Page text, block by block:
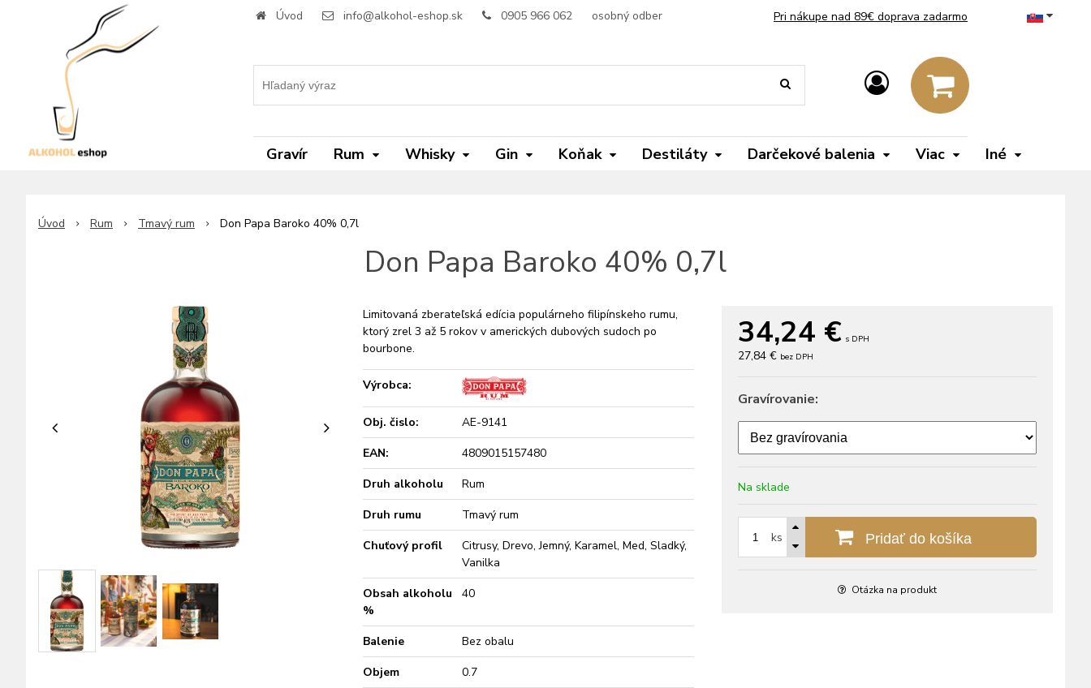
Úvod info@alkohol-eshop.sk 0905 966 062 osobný odber Pri nákupe nad 89€ doprava zadarmo
Gravír Rum Whisky Gin Koňak Destiláty Darčekové balenia Viac Iné
Úvod Rum Tmavý rum Don Papa Baroko 40% 0,7l
Don Papa Baroko 40% 0,7l
34,24 € s DPH
27,84 € bez DPH
Gravírovanie:
Na sklade
ks Pridať do košíka
Otázka na produkt
Limitovaná zberateľská edícia populárneho filipínskeho rumu,
ktorý zrel 3 až 5 rokov v amerických dubových sudoch po
bourbone.
Výrobca:
Obj. čislo:
AE-9141
EAN:
4809015157480
Druh alkoholu
Rum
Druh rumu
Tmavý rum
Chuťový profil
Citrusy, Drevo, Jemný, Karamel, Med, Sladký,
Vanilka
Obsah alkoholu
%
40
Balenie
Bez obalu
Objem
0.7